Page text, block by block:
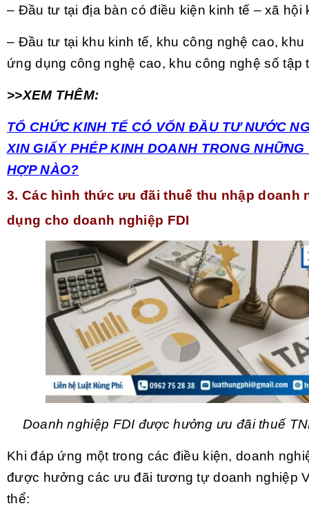
– Đầu tư tại địa bàn có điều kiện kinh tế – xã hội
– Đầu tư tại khu kinh tế, khu công nghệ cao, khu
ứng dụng công nghệ cao, khu công nghệ số tập
>>XEM THÊM:
TỔ CHỨC KINH TẾ CÓ VỐN ĐẦU TƯ NƯỚC
XIN GIẤY PHÉP KINH DOANH TRONG
HỢP NÀO?
3. Các hình thức ưu đãi thuế thu nhập doanh
dụng cho doanh nghiệp FDI
Doanh nghiệp FDI được hưởng ưu đãi thuế
Khi đáp ứng một trong các điều kiện, doanh
được hưởng các ưu đãi tương tự doanh nghiệp
thể: